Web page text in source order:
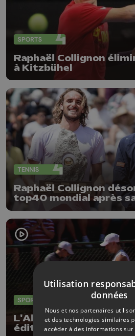
SPORTS
Raphaël Collignon
à Kitzbühel
TENNIS
Raphaël Collignon
top40 mondial après
SPORTS
L'Allemand Broska
édition d'un Ethias
Utilisation
données
Nous et nos partenaires
et des technologies similaires
accéder à des informations